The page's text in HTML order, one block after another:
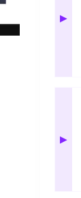
▶
▶